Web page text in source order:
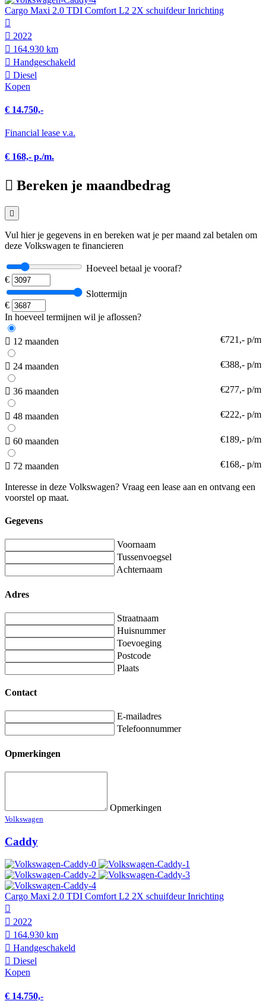
Cargo Maxi 2.0 TDI Comfort L2 2X schuifdeur Inrichting
2022
164.930 km
Hand­geschakeld
Diesel
Kopen
€ 14.750,-
Financial lease v.a.
€ 168,- p./m.
Bereken je maandbedrag
Vul hier je gegevens in en bereken wat je per maand zal betalen om
deze Volkswagen te financieren
Hoeveel betaal je vooraf?
€
Slottermijn
€
In hoeveel termijnen wil je aflossen?
12 maanden €721,- p/m
24 maanden €388,- p/m
36 maanden €277,- p/m
48 maanden €222,- p/m
60 maanden €189,- p/m
72 maanden €168,- p/m
Interesse in deze Volkswagen? Vraag een lease aan en ontvang een
voorstel op maat.
Gegevens
Voornaam
Tussenvoegsel
Achternaam
Adres
Straatnaam
Huisnummer
Toevoeging
Postcode
Plaats
Contact
E-mailadres
Telefoonnummer
Opmerkingen
Opmerkingen
Volkswagen
Caddy
Cargo Maxi 2.0 TDI Comfort L2 2X schuifdeur Inrichting
2022
164.930 km
Hand­geschakeld
Diesel
Kopen
€ 14.750,-